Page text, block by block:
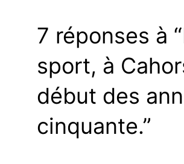
7 réponses à
sport, à
début des
cinquante.”